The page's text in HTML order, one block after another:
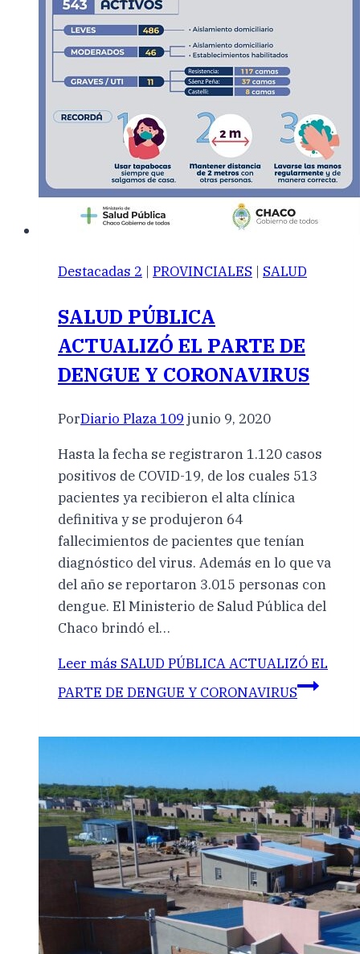
Destacadas 2 | PROVINCIALES | SALUD
SALUD PÚBLICA
ACTUALIZÓ EL PARTE DE
DENGUE Y CORONAVIRUS
PorDiario Plaza 109 junio 9, 2020
Hasta la fecha se registraron 1.120 casos
positivos de COVID-19, de los cuales 513
pacientes ya recibieron el alta clínica
definitiva y se produjeron 64
fallecimientos de pacientes que tenían
diagnóstico del virus. Además en lo que va
del año se reportaron 3.015 personas con
dengue. El Ministerio de Salud Pública del
Chaco brindó el…
Leer más SALUD PÚBLICA ACTUALIZÓ EL
PARTE DE DENGUE Y CORONAVIRUS